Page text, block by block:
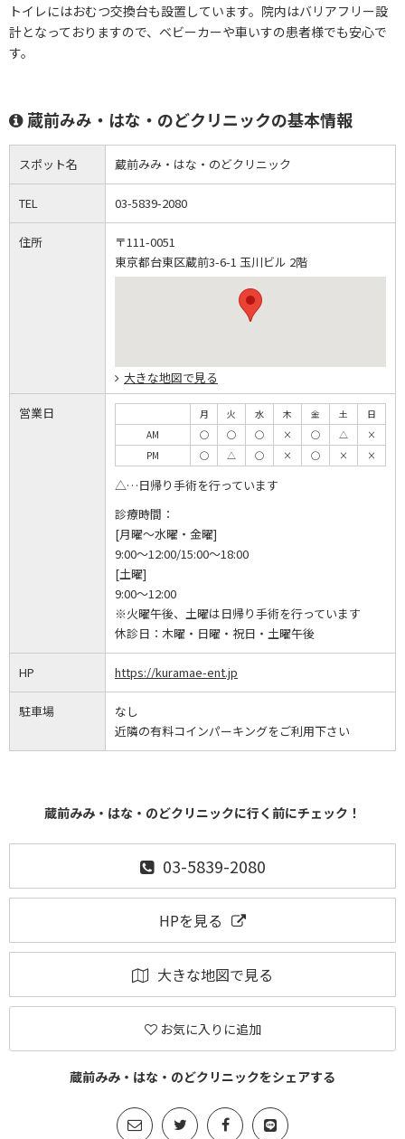
トイレにはおむつ交換台も設置しています。院内はバリアフリー設
計となっておりますので、ベビーカーや車いすの患者様でも安心で
す。
蔵前みみ・はな・のどクリニックの基本情報
スポット名 蔵前みみ・はな・のどクリニック
TEL 03-5839-2080
住所
〒111-0051
東京都台東区蔵前3-6-1 玉川ビル 2階
大きな地図で見る
営業日 月 火 水 木 金 土
日
AM
◯ ◯ ◯ × ◯ △
×
PM
◯ △ ◯ × ◯ × ×
△…日帰り手術を行っています
診療時間：
[月曜～水曜・金曜]
9:00～12:00/15:00～18:00
[土曜]
9:00～12:00
※火曜午後、土曜は日帰り手術を行っています
休診日： 木曜・日曜・祝日・土曜午後
HP https://kuramae-ent.jp
駐車場
なし
近隣の有料コインパーキングをご利用下さい
蔵前みみ・はな・のどクリニックに行く前にチェック！
03-5839-2080
HPを見る
大きな地図で見る
お気に入りに追加
蔵前みみ・はな・のどクリニックをシェアする